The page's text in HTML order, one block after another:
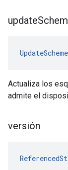
update
Actualiza los
admite el
versión